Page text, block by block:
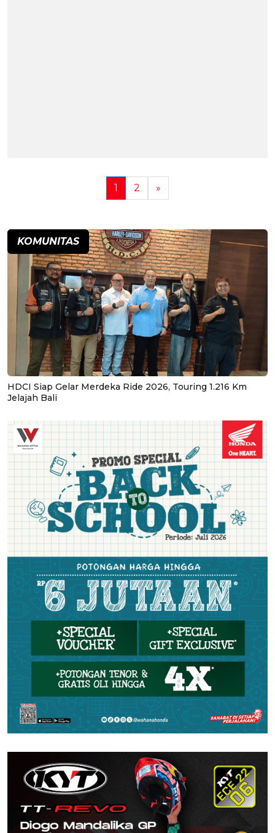
1 2 »
KOMUNITAS
HDCI Siap Gelar Merdeka Ride 2026, Touring 1.216 Km
Jelajah Bali